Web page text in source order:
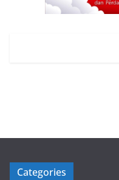
Categories